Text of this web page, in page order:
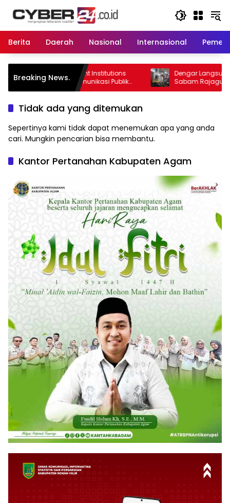
Berita
Daerah Nasional Internasional
Breaking News.
Institutions
Komunikasi Publik
Kembali Diakui
Dengar Langsung Jeritan Pedagang,
Sabam Rajaguguk Turun ke Pasar
Gelugur Rantauprapat
Tidak ada yang ditemukan
Sepertinya kami tidak dapat menemukan apa yang anda
cari. Mungkin pencarian bisa membantu.
Kantor Pertanahan Kabupaten Agam